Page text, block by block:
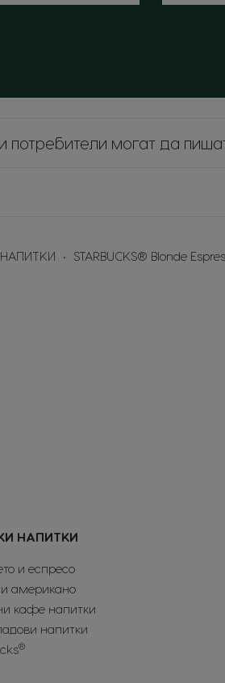
потребители могат да
STARBUCKS® Blonde
НАПИТКИ
и еспресо
и американо
кафе напитки
напитки
®